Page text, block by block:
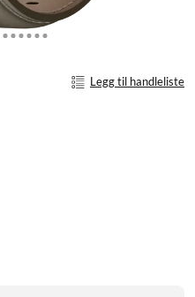
Legg til handleliste